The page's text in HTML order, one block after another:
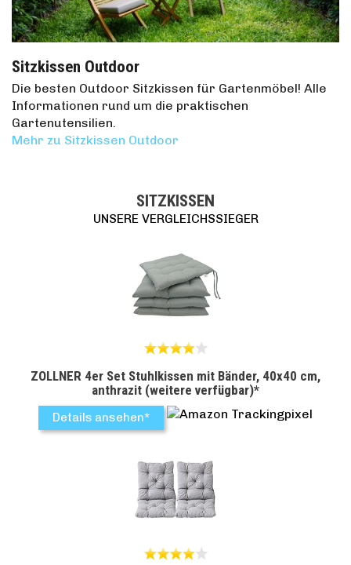
Sitzkissen Outdoor
Die besten Outdoor Sitzkissen für Gartenmöbel! Alle
Informationen rund um die praktischen
Gartenutensilien.
Mehr zu Sitzkissen Outdoor
SITZKISSEN
UNSERE VERGLEICHSSIEGER
ZOLLNER 4er Set Stuhlkissen mit Bänder, 40x40 cm,
anthrazit (weitere verfügbar)*
Details ansehen*